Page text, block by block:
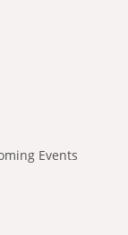
Events